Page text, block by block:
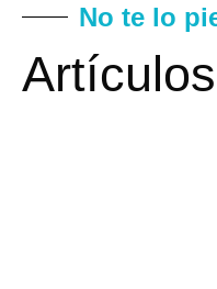
No te lo